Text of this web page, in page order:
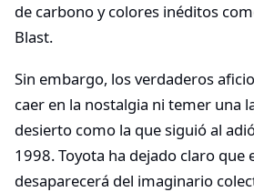
de carbono y colores inéditos
Blast.
Sin embargo, los verdaderos
caer en la nostalgia ni temer una
desierto como la que siguió al
1998. Toyota ha dejado claro que
desaparecerá del imaginario